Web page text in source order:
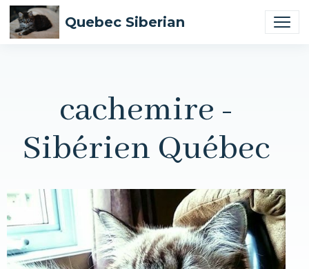
Quebec Siberian
cachemire -
Sibérien Québec